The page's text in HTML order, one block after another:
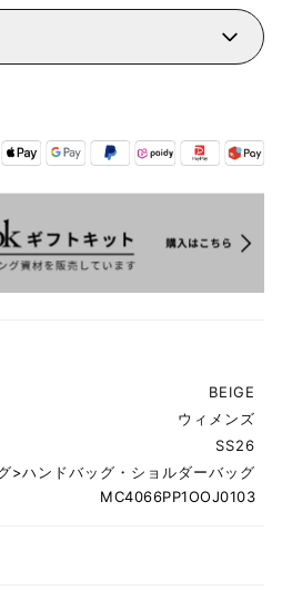
BEIGE
ウィメンズ
SS26
>ハンドバッグ・ショルダーバッグ
MC4066PP1OOJ0103